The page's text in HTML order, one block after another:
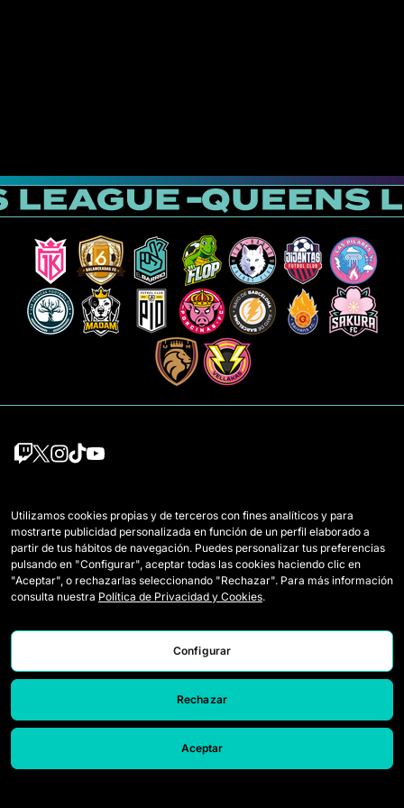
Joueuses Draft
Wildcards
Matchs
Classement
Comment se joue la Queens
Billetterie
Accréditations Presse
Nous contacter
Utilizamos cookies propias y de terceros con fines analíticos y para
mostrarte publicidad personalizada en función de un perfil elaborado a
partir de tus hábitos de navegación. Puedes personalizar tus preferencias
pulsando en "Configurar", aceptar todas las cookies haciendo clic en
"Aceptar", o rechazarlas seleccionando "Rechazar". Para más información
consulta nuestra Política de Privacidad y Cookies.
Configurar
Rechazar
Aceptar